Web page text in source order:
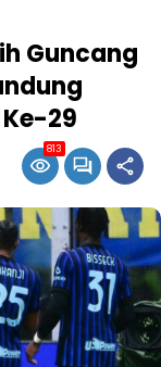
Guncang
29
813